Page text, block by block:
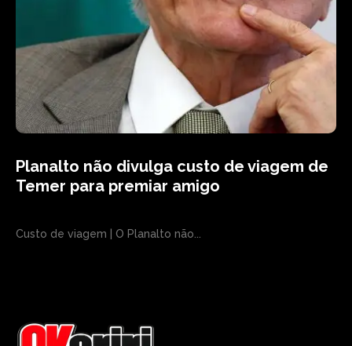
Planalto não divulga custo de viagem de
Temer para premiar amigo
Custo de viagem | O Planalto não...